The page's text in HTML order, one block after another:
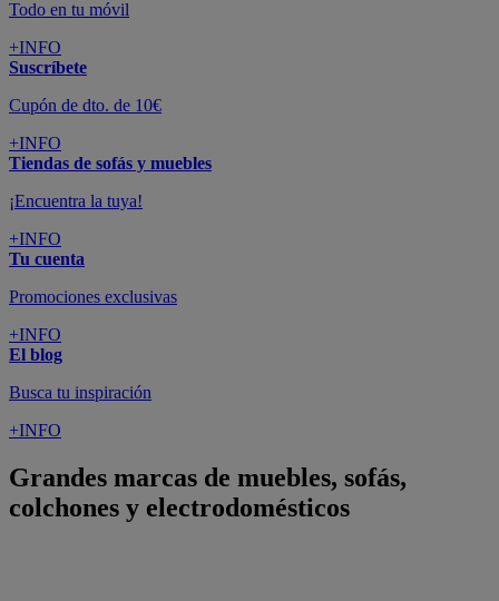
Todo en tu móvil
+INFO
Suscríbete
Cupón de dto. de 10€
+INFO
Tiendas de sofás y muebles
¡Encuentra la tuya!
+INFO
Tu cuenta
Promociones exclusivas
+INFO
El blog
Busca tu inspiración
+INFO
Grandes marcas de muebles, sofás,
colchones y electrodomésticos